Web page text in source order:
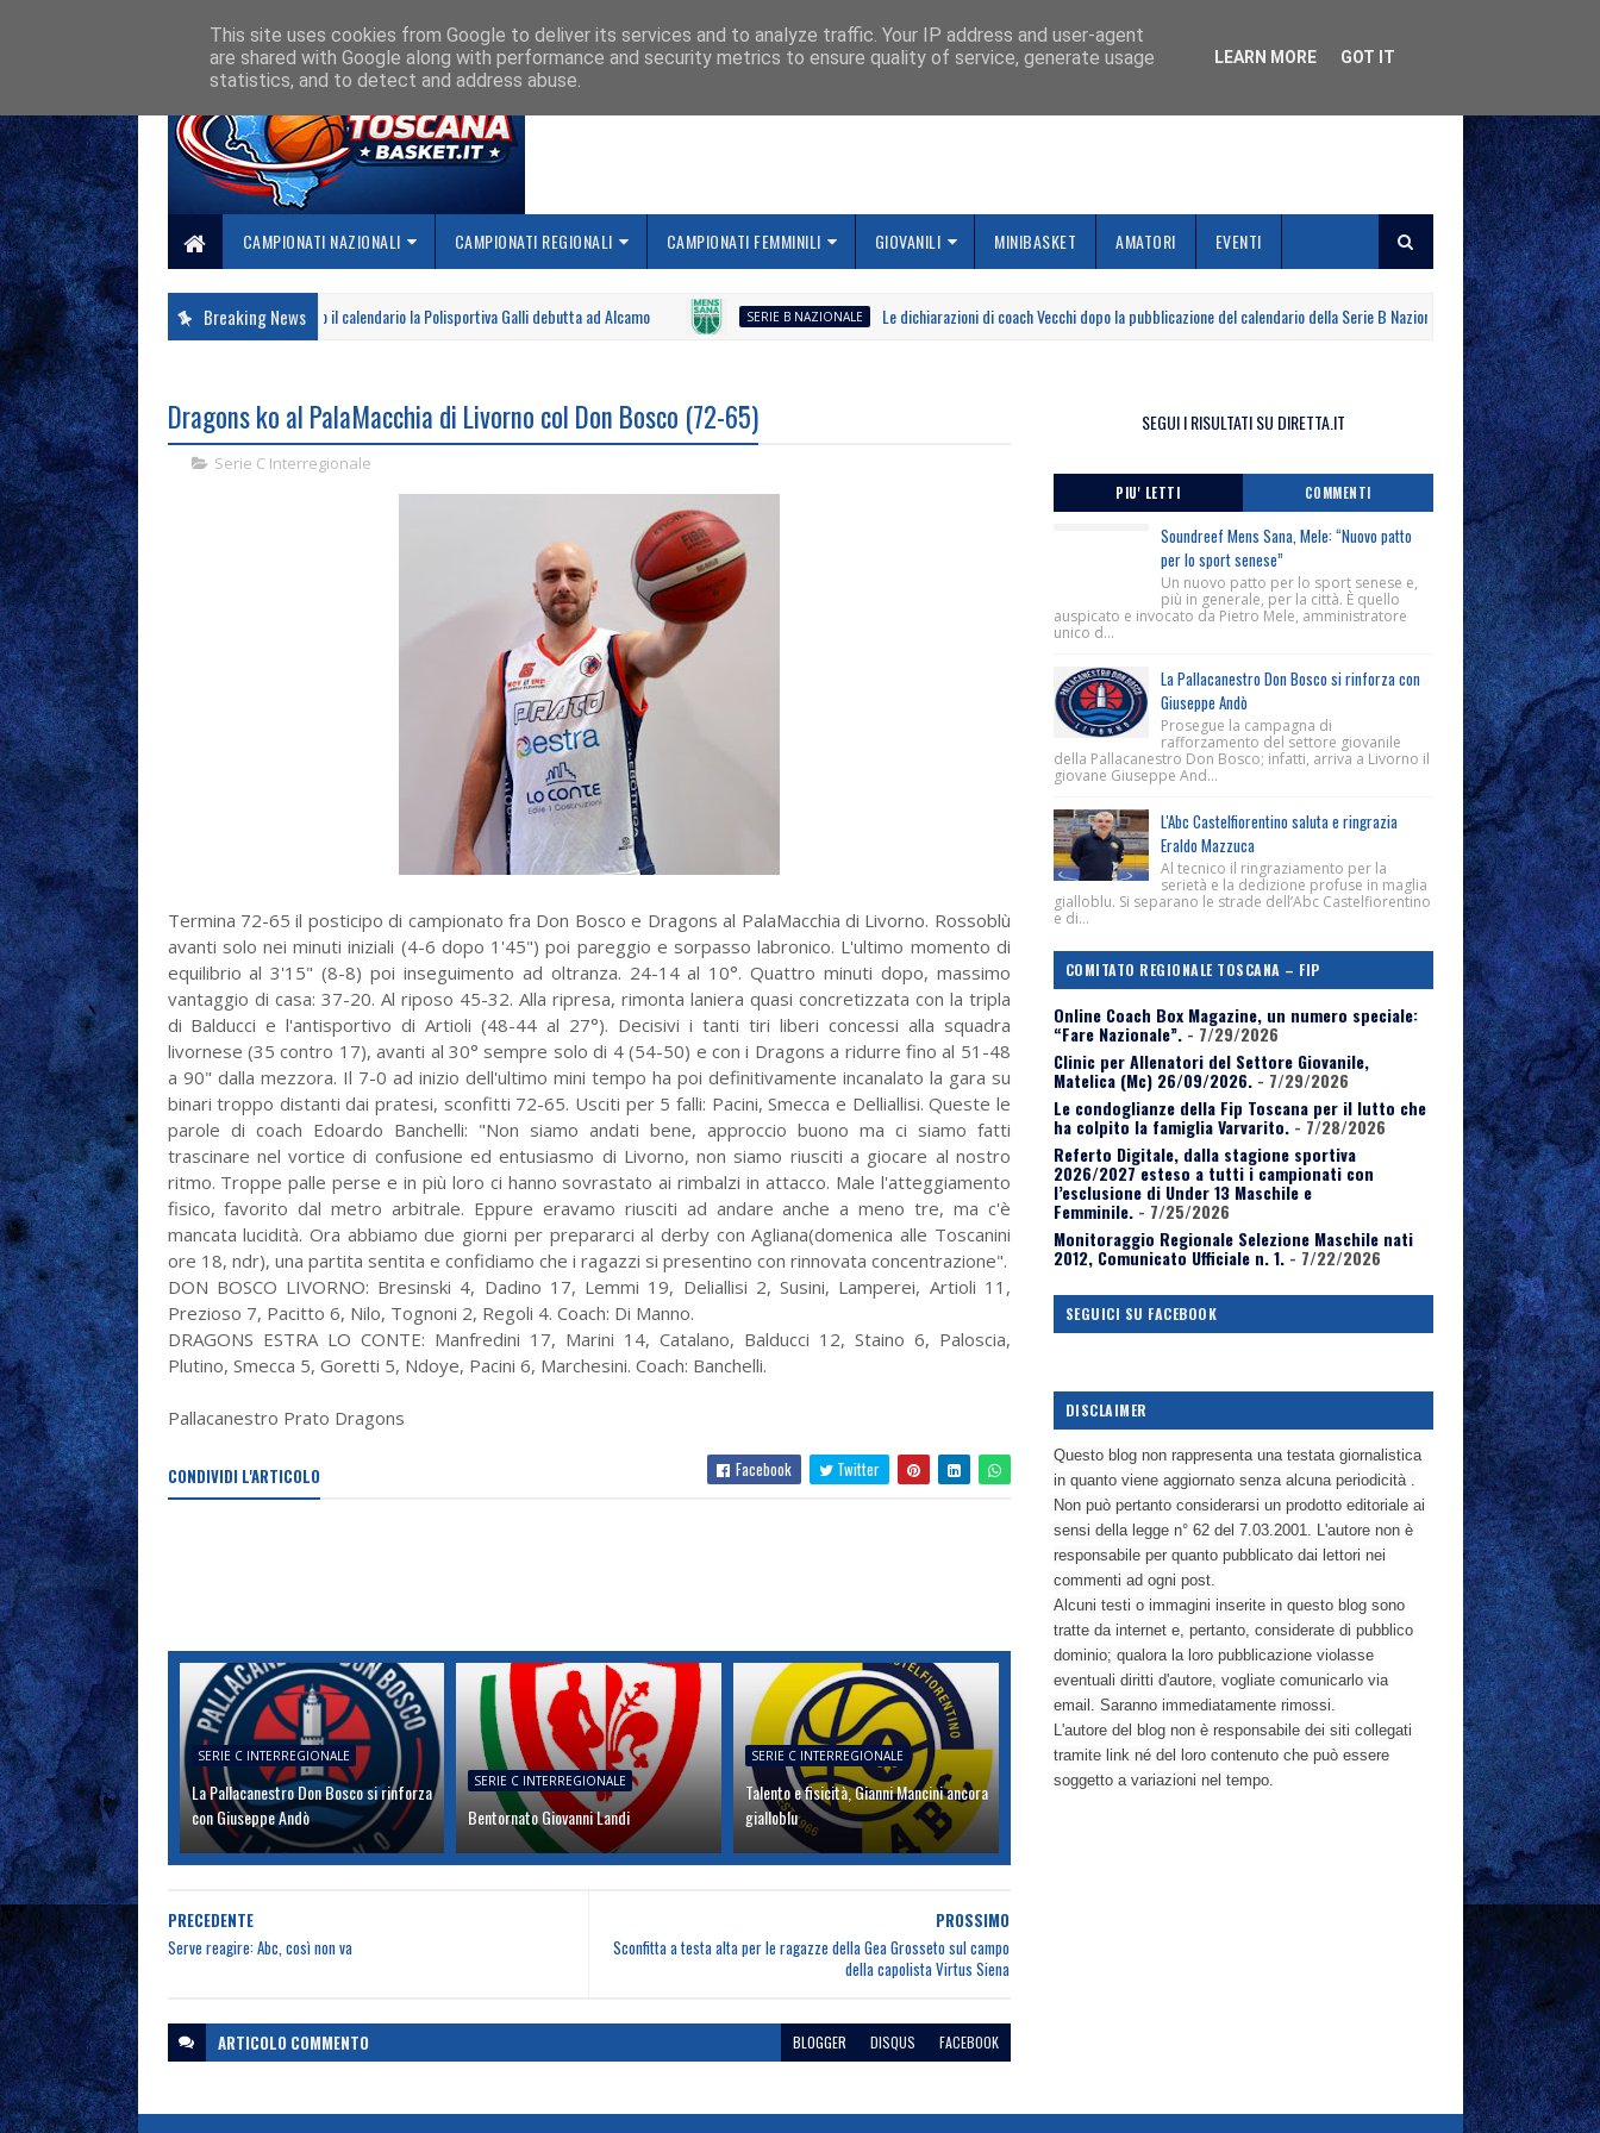
CAMPIONATI NAZIONALI CAMPIONATI REGIONALI CAMPIONATI FEMMINILI GIOVANILI MINIBASKET AMATORI EVENTI
Breaking News
SERIE A2 FEMMINILE Svelato il calendario la Polisportiva Galli debutta ad Alcamo SERIE B NAZIONALE Le dichiarazioni di coach Vecchi dopo la pubblicazione del calendario della Serie B Nazionale GIOVANILI
Dragons ko al PalaMacchia di Livorno col Don Bosco (72-65)
Serie C Interregionale
Termina 72-65 il posticipo di campionato fra Don Bosco e Dragons al PalaMacchia di Livorno. Rossoblù
avanti solo nei minuti iniziali (4-6 dopo 1'45") poi pareggio e sorpasso labronico. L'ultimo momento di
equilibrio al 3'15" (8-8) poi inseguimento ad oltranza. 24-14 al 10°. Quattro minuti dopo, massimo
vantaggio di casa: 37-20. Al riposo 45-32. Alla ripresa, rimonta laniera quasi concretizzata con la tripla
di Balducci e l'antisportivo di Artioli (48-44 al 27°). Decisivi i tanti tiri liberi concessi alla squadra
livornese (35 contro 17), avanti al 30° sempre solo di 4 (54-50) e con i Dragons a ridurre fino al 51-48
a 90" dalla mezzora. Il 7-0 ad inizio dell'ultimo mini tempo ha poi definitivamente incanalato la gara su
binari troppo distanti dai pratesi, sconfitti 72-65. Usciti per 5 falli: Pacini, Smecca e Delliallisi. Queste le
parole di coach Edoardo Banchelli: "Non siamo andati bene, approccio buono ma ci siamo fatti
trascinare nel vortice di confusione ed entusiasmo di Livorno, non siamo riusciti a giocare al nostro
ritmo. Troppe palle perse e in più loro ci hanno sovrastato ai rimbalzi in attacco. Male l'atteggiamento
fisico, favorito dal metro arbitrale. Eppure eravamo riusciti ad andare anche a meno tre, ma c'è
mancata lucidità. Ora abbiamo due giorni per prepararci al derby con Agliana(domenica alle Toscanini
ore 18, ndr), una partita sentita e confidiamo che i ragazzi si presentino con rinnovata concentrazione".
DON BOSCO LIVORNO: Bresinski 4, Dadino 17, Lemmi 19, Deliallisi 2, Susini, Lamperei, Artioli 11,
Prezioso 7, Pacitto 6, Nilo, Tognoni 2, Regoli 4. Coach: Di Manno.
DRAGONS ESTRA LO CONTE: Manfredini 17, Marini 14, Catalano, Balducci 12, Staino 6, Paloscia,
Plutino, Smecca 5, Goretti 5, Ndoye, Pacini 6, Marchesini. Coach: Banchelli.
Pallacanestro Prato Dragons
CONDIVIDI L'ARTICOLO Facebook Twitter
SERIE C INTERREGIONALE
La Pallacanestro Don Bosco si rinforza
con Giuseppe Andò
SERIE C INTERREGIONALE
Bentornato Giovanni Landi
SERIE C INTERREGIONALE
Talento e fisicità, Gianni Mancini ancora
gialloblu
PROSSIMO
Sconfitta a testa alta per le ragazze della Gea Grosseto sul campo
della capolista Virtus Siena
PRECEDENTE
Serve reagire: Abc, così non va
ARTICOLO COMMENTO BLOGGER DISQUS FACEBOOK
SEGUI I RISULTATI SU DIRETTA.IT
PIU' LETTI COMMENTI
Soundreef Mens Sana, Mele: “Nuovo patto
per lo sport senese”
Un nuovo patto per lo sport senese e,
più in generale, per la città. È quello
auspicato e invocato da Pietro Mele, amministratore
unico d...
La Pallacanestro Don Bosco si rinforza con
Giuseppe Andò
Prosegue la campagna di
rafforzamento del settore giovanile
della Pallacanestro Don Bosco; infatti, arriva a Livorno il
giovane Giuseppe And...
L'Abc Castelfiorentino saluta e ringrazia
Eraldo Mazzuca
Al tecnico il ringraziamento per la
serietà e la dedizione profuse in maglia
gialloblu. Si separano le strade dell’Abc Castelfiorentino
e di...
COMITATO REGIONALE TOSCANA – FIP
Online Coach Box Magazine, un numero speciale:
“Fare Nazionale”.- 7/29/2026
Clinic per Allenatori del Settore Giovanile,
Matelica (Mc) 26/09/2026.- 7/29/2026
Le condoglianze della Fip Toscana per il lutto che
ha colpito la famiglia Varvarito.- 7/28/2026
Referto Digitale, dalla stagione sportiva
2026/2027 esteso a tutti i campionati con
l’esclusione di Under 13 Maschile e
Femminile.- 7/25/2026
Monitoraggio Regionale Selezione Maschile nati
2012, Comunicato Ufficiale n. 1.- 7/22/2026
SEGUICI SU FACEBOOK
DISCLAIMER
Questo blog non rappresenta una testata giornalistica
in quanto viene aggiornato senza alcuna periodicità .
Non può pertanto considerarsi un prodotto editoriale ai
sensi della legge n° 62 del 7.03.2001. L'autore non è
responsabile per quanto pubblicato dai lettori nei
commenti ad ogni post.
Alcuni testi o immagini inserite in questo blog sono
tratte da internet e, pertanto, considerate di pubblico
dominio; qualora la loro pubblicazione violasse
eventuali diritti d'autore, vogliate comunicarlo via
email. Saranno immediatamente rimossi.
L'autore del blog non è responsabile dei siti collegati
tramite link né del loro contenuto che può essere
soggetto a variazioni nel tempo.
This site uses cookies from Google to deliver its services and to analyze traffic. Your IP address and user-agent
are shared with Google along with performance and security metrics to ensure quality of service, generate usage
statistics, and to detect and address abuse.
LEARN MORE GOT IT